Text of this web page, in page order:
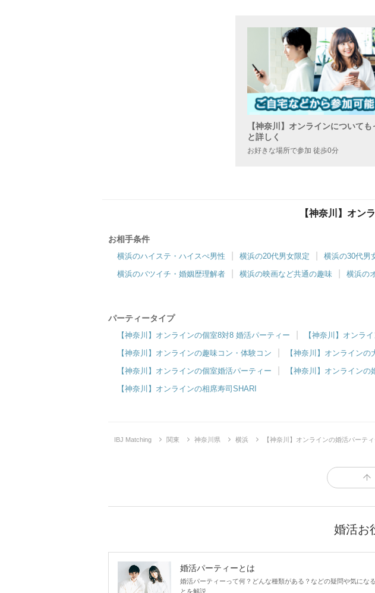
【神奈川】オンラインについても
と詳しく
お好きな場所で参加 徒歩0分
【神奈川】オン
お相手条件
横浜のハイステ・ハイスぺ男性 横浜の20代男女限定 横浜の30代男
横浜のバツイチ・婚姻歴理解者
横浜の映画など共通の趣味 横浜の
パーティータイプ
【神奈川】オンラインの個室8対8 婚活パーティー 【神奈川】オンラ
【神奈川】オンラインの趣味コン・体験コン
【神奈川】オンラインの
【神奈川】オンラインの個室婚活パーティー
【神奈川】オンライン
【神奈川】オンラインの相席寿司SHARI
IBJ Matching 関東 神奈川県 横浜 【神奈川】オンラインの婚活パーテ
婚活お
婚活パーティーとは
婚活パーティーって何？どんな種類がある？などの疑問や気にな
とを解説